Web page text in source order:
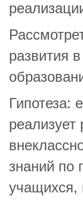
развития
Гипотеза:
реализует
знаний по
учащихся,